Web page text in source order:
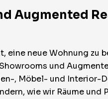
Augmented
eine neue Wohnung
und
, Möbel- und Interior-
wie wir Räume